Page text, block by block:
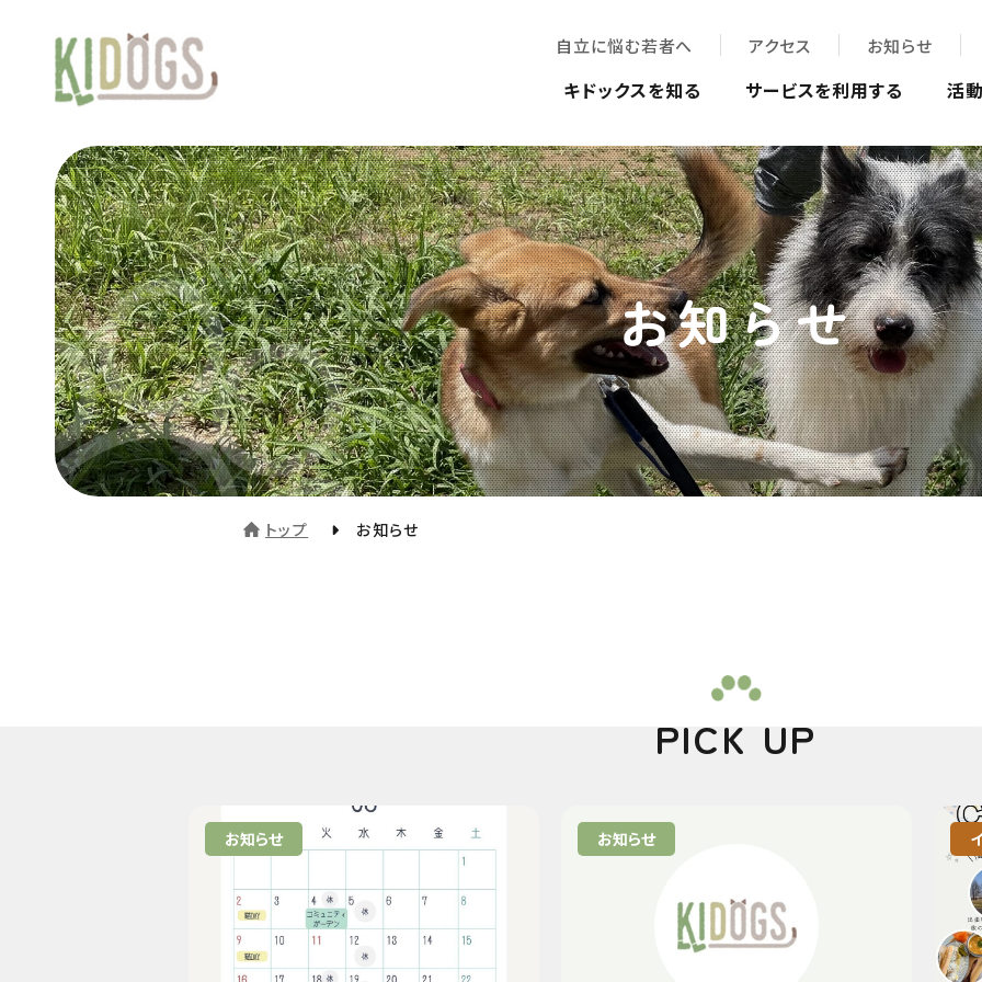
自立に悩む若者へ アクセス お知らせ
キドックスを知る サービスを利用する 活
お知らせ
トップ お知らせ
PICK UP
お知らせ お知らせ